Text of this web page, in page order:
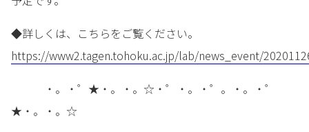
◆詳しくは、こちらをご覧ください。
https://www2.tagen.tohoku.ac.jp/lab/news_event/
・。・゜★・。・。☆・゜・。・゜。・。・゜
★・。・。☆